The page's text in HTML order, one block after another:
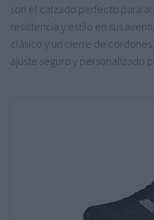
son el calzado perfecto para
resistencia y estilo en sus
clásico y un cierre de
ajuste seguro y personalizado